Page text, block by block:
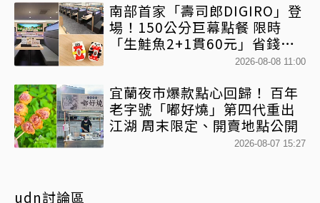
南部首家「壽司郎DIGIRO」登
場！150公分巨幕點餐 限時
「生鮭魚2+1貫60元」省錢攻
2026-08-08 11:00
宜蘭夜市爆款點心回歸！ 百年
老字號「嘟好燒」第四代重出
江湖 周末限定、開賣地點公開
2026-08-07 15:27
udn討論區